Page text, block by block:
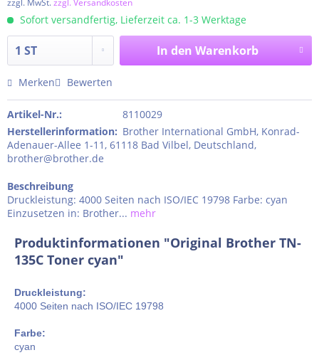
zzgl. MwSt.zzgl. Versandkosten
Sofort versandfertig, Lieferzeit ca. 1-3 Werktage
In den Warenkorb
Merken Bewerten
Artikel-Nr.:
8110029
Herstellerinformation: Brother International GmbH, Konrad-
Adenauer-Allee 1-11, 61118 Bad Vilbel, Deutschland,
brother@brother.de
Beschreibung
Druckleistung: 4000 Seiten nach ISO/IEC 19798 Farbe: cyan
Einzusetzen in: Brother... mehr
Produktinformationen "Original Brother TN-
135C Toner cyan"
Druckleistung:
4000 Seiten nach ISO/IEC 19798
Farbe:
cyan